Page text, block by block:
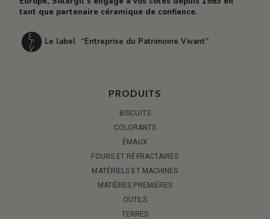
tant que partenaire céramique de confiance.
Le label “Entreprise du Patrimoine Vivant”
PRODUITS
BISCUITS
COLORANTS
ÉMAUX
FOURS ET RÉFRACTAIRES
MATÉRIELS ET MACHINES
MATIÈRES PREMIÈRES
OUTILS
TERRES